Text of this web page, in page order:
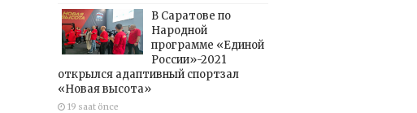
В Саратове по
Народной
программе «Единой
России»-2021
открылся адаптивный спортзал
«Новая высота»
19 saat önce